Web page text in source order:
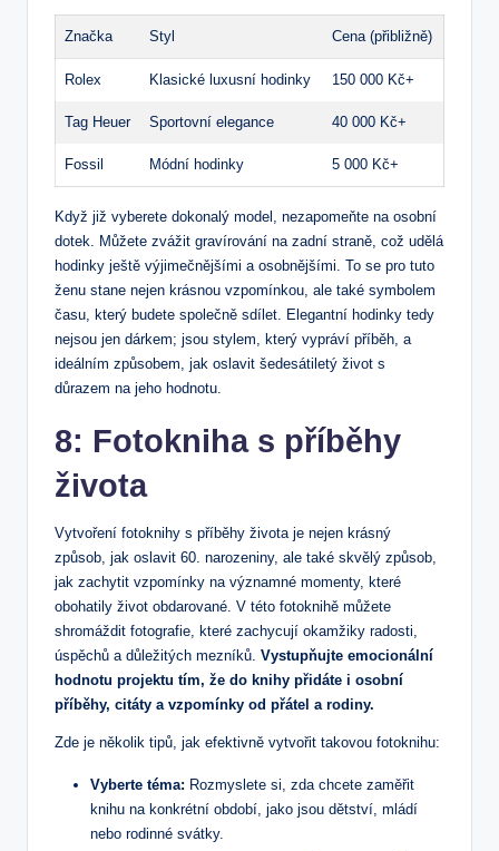
Značka Styl Cena (přibližně)
Rolex Klasické luxusní hodinky 150 000 Kč+
Tag Heuer Sportovní elegance 40 000 Kč+
Fossil Módní hodinky 5 000 Kč+
Když již vyberete dokonalý model, nezapomeňte na osobní
dotek. Můžete zvážit gravírování na zadní straně, což udělá
hodinky ještě výjimečnějšími a osobnějšími. To se pro tuto
ženu stane nejen krásnou vzpomínkou, ale také symbolem
času, který budete společně sdílet. Elegantní hodinky tedy
nejsou jen dárkem; jsou stylem, který vypráví příběh, a
ideálním způsobem, jak oslavit šedesátiletý život s
důrazem na jeho hodnotu.
8: Fotokniha s příběhy
života
Vytvoření fotoknihy s příběhy života je nejen krásný
způsob, jak oslavit 60. narozeniny, ale také skvělý způsob,
jak zachytit vzpomínky na významné momenty, které
obohatily život obdarované. V této fotoknihě můžete
shromáždit fotografie, které zachycují okamžiky radosti,
úspěchů a důležitých mezníků. Vystupňujte emocionální
hodnotu projektu tím, že do knihy přidáte i osobní
příběhy, citáty a vzpomínky od přátel a rodiny.
Zde je několik tipů, jak efektivně vytvořit takovou fotoknihu:
Vyberte téma: Rozmyslete si, zda chcete zaměřit
knihu na konkrétní období, jako jsou dětství, mládí
nebo rodinné svátky.